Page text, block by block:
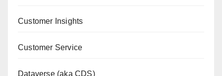
Customer Insights
Customer Service
Dataverse (aka CDS)